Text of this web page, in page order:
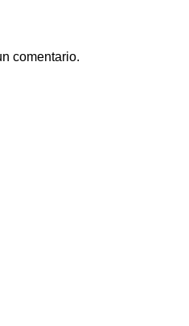
comentario.